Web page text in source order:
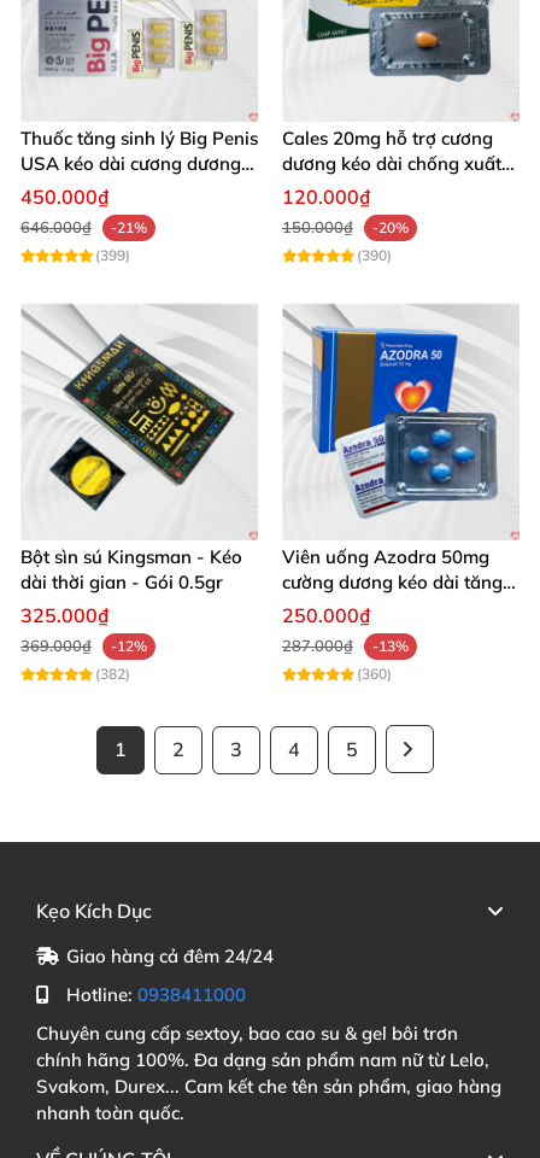
Thuốc tăng sinh lý Big Penis
USA kéo dài cương dương
chống xuất tinh sớm
450.000₫
646.000₫
-21%
(399)
Cales 20mg hỗ trợ cương
dương kéo dài chống xuất
tinh sớm thành phần
120.000₫
150.000₫
-20%
(390)
Bột sìn sú Kingsman - Kéo
dài thời gian - Gói 0.5gr
325.000₫
369.000₫
-12%
(382)
Viên uống Azodra 50mg
cường dương kéo dài tăng
sinh lý nam
250.000₫
287.000₫
-13%
(360)
1 2 3 4 5
Kẹo Kích Dục
Giao hàng cả đêm 24/24
Hotline: 0938411000
Chuyên cung cấp sextoy, bao cao su & gel bôi trơn
chính hãng 100%. Đa dạng sản phẩm nam nữ từ Lelo,
Svakom, Durex... Cam kết che tên sản phẩm, giao hàng
nhanh toàn quốc.